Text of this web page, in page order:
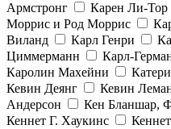
Армстронг
Карен Ли-Тор
Моррис и Род Моррис
Виланд
Карл Генри
Циммерманн
Карл-
Каролин Махейни
Кевин Деянг
Кевин
Андерсон
Кен Бланшар,
Кеннет Г. Хаукинс